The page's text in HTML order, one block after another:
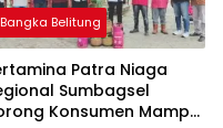
Bangka Belitung
Patra Niaga
Sumbagsel
Konsumen Mampu